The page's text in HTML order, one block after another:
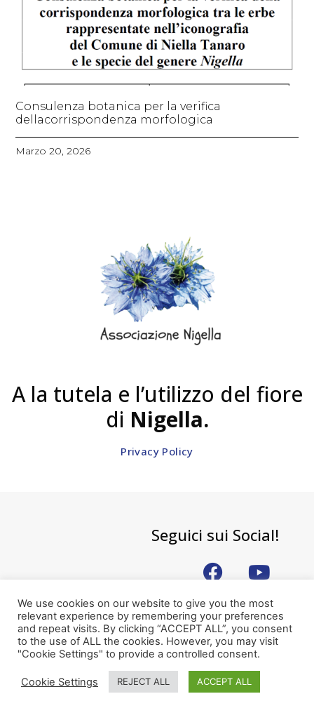
Consulenza botanica per la verifica
dellacorrispondenza morfologica
Marzo 20, 2026
A la tutela e l’utilizzo del fiore
di Nigella.
Privacy Policy
Seguici sui Social!
© 2021 NIGELLA O.D.V. Sede Sociale via XX Settembre, 2 – 12060 Niella Tanaro
(CN) - 93059060041
We use cookies on our website to give you the most
relevant experience by remembering your preferences
and repeat visits. By clicking “ACCEPT ALL”, you consent
to the use of ALL the cookies. However, you may visit
"Cookie Settings" to provide a controlled consent.
Cookie Settings REJECT ALL ACCEPT ALL